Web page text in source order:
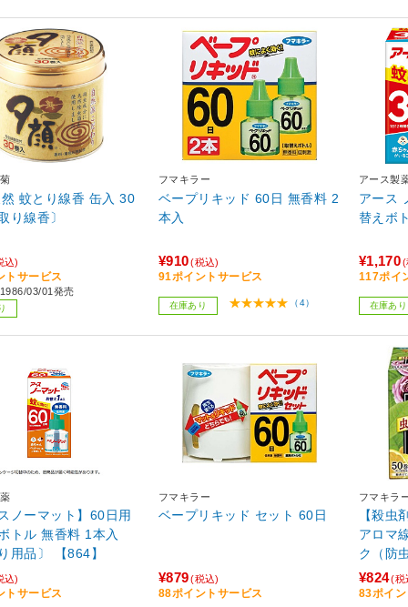
蚊とり線香 缶入 30
り線香〕
込)
トサービス
03/01発売
フマキラー
ベープリキッド 60日 無香料 2
本入
¥910 (税込)
91ポイントサービス
在庫あり （4）
アース製
アース
替えボ
¥1,170(
117ポイ
在庫あり
ノーマット】60日用
トル 無香料 1本入
用品〕 【864】
込)
トサービス
フマキラー
ベープリキッド セット 60日
¥879 (税込)
88ポイントサービス
フマキラ
【殺虫
アロマ
ク（防
¥824(税
83ポイ